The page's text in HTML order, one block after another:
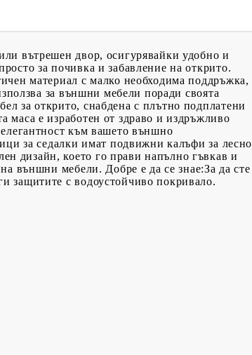
вътрешен двор, осигурявайки удобно и
за почивка и забавление на открито.
материал с малко необходима поддръжка,
за външни мебели поради своята
за открито, снабдена с плътно подплатени
маса е изработен от здраво и издръжливо
към вашето външно
за седалки имат подвижни калъфи за лесно
дизайн, което го прави напълно гъвкав и
външни мебели. Добре е да се знае:За да сте
защитите с водоустойчиво покривало.